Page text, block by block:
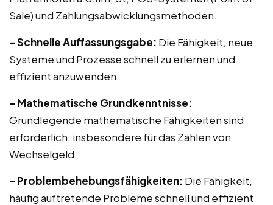
Sale) und Zahlungsabwicklungsmethoden.
– Schnelle Auffassungsgabe: Die Fähigkeit, neue
Systeme und Prozesse schnell zu erlernen und
effizient anzuwenden.
– Mathematische Grundkenntnisse:
Grundlegende mathematische Fähigkeiten sind
erforderlich, insbesondere für das Zählen von
Wechselgeld.
– Problembehebungsfähigkeiten: Die Fähigkeit,
häufig auftretende Probleme schnell und effizient